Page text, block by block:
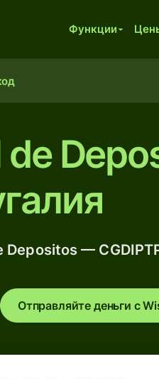
Функции
Depositos —
Отправляйте деньги с